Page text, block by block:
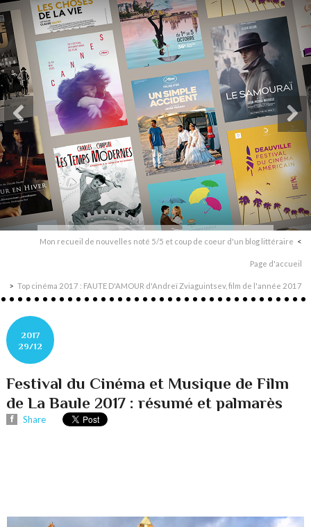
Mon recueil de nouvelles noté 5/5 et coup de coeur d'un blog littéraire
Page d'accueil
Top cinéma 2017 : FAUTE D'AMOUR d'Andreï Zviaguintsev, film de l'année 2017
2017
29/12
Festival du Cinéma et Musique de Film
de La Baule 2017 : résumé et palmarès
Share